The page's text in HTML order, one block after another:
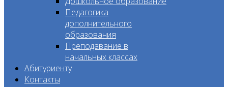
Педагогика
дополнительного
образования
Преподавание в
начальных классах
Абитуриенту
Контакты